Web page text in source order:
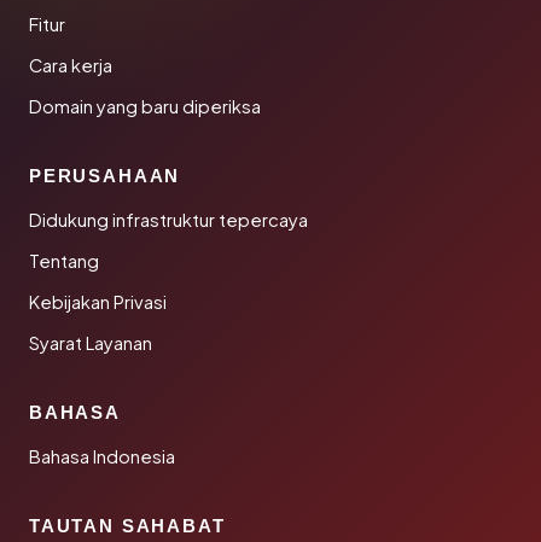
Fitur
Cara kerja
Domain yang baru diperiksa
PERUSAHAAN
Didukung infrastruktur tepercaya
Tentang
Kebijakan Privasi
Syarat Layanan
BAHASA
Bahasa Indonesia
TAUTAN SAHABAT